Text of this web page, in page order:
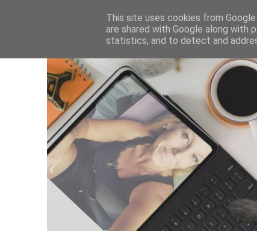
This site uses cookies from
are shared with Google along with
statistics, and to detect and